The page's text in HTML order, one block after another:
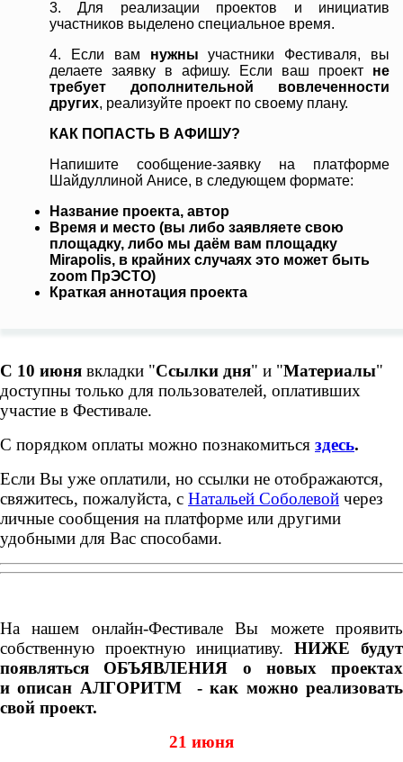
3.
Для реализации проектов и инициатив
участников выделено специальное время.
4. Если вам нужны участники Фестиваля, вы
делаете заявку в афишу. Если ваш проект не
требует дополнительной вовлеченности
других, реализуйте проект по своему плану.
КАК ПОПАСТЬ В АФИШУ?
Напишите сообщение-заявку на платформе
Шайдуллиной Анисе, в следующем формате:
Название проекта, автор
Время и место (вы либо заявляете свою
площадку, либо мы даём вам площадку
Mirapolis, в крайних случаях это может быть
zoom ПрЭСТО)
Краткая аннотация проекта
C 10 июня вкладки "Ссылки дня" и "Материалы"
доступны только для пользователей, оплативших
участие в Фестивале.
С порядком оплаты можно познакомиться здесь.
Если Вы уже оплатили, но ссылки не отображаются,
свяжитесь, пожалуйста, с Натальей Соболевой через
личные сообщения на платформе или другими
удобными для Вас способами.
На нашем онлайн-Фестивале Вы можете проявить
собственную проектную инициативу. НИЖЕ будут
появляться ОБЪЯВЛЕНИЯ о новых проектах
иописан АЛГОРИТМ - как можно реализовать
свой проект.
21 июня